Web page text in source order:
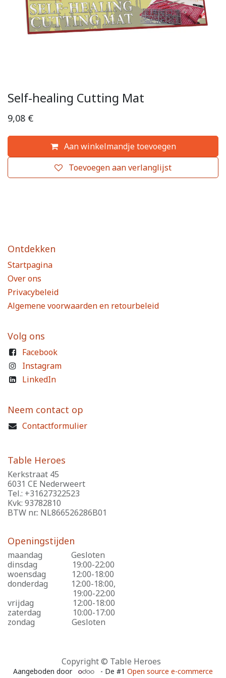
Self-healing Cutting Mat
9,08 €
Aan winkelmandje toevoegen
Toevoegen aan verlanglijst
Ontdekken
Startpagina
Over ons
Privacybeleid
Algemene voorwaarden en retourbeleid
Volg ons
Facebook
Instagram
LinkedIn
Neem contact op
Contactformulier
Table Heroes
Kerkstraat 45
6031 CE Nederweert
Tel.: +31627322523
Kvk: 93782810
BTW nr.: NL866526286B01
Openingstijden
maandag
​Gesloten
dinsdag
​19:00-22:00
woensdag
​12:00-18:00
donderdag
​12:00-18:00,
​19:00-22:00
vrijdag
​12:00-18:00
zaterdag
​10:00-17:00
zondag
​Gesloten
Copyright © Table Heroes
Aangeboden door - De #1Open source e-commerce